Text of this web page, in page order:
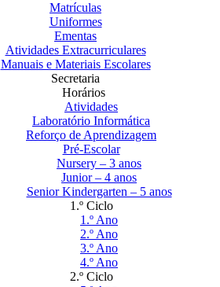
Matrículas
Uniformes
Ementas
Atividades Extracurriculares
Manuais e Materiais Escolares
Secretaria
Horários
Atividades
Laboratório Informática
Reforço de Aprendizagem
Pré-Escolar
Nursery – 3 anos
Junior – 4 anos
Senior Kindergarten – 5 anos
1.º Ciclo
1.º Ano
2.º Ano
3.º Ano
4.º Ano
2.º Ciclo